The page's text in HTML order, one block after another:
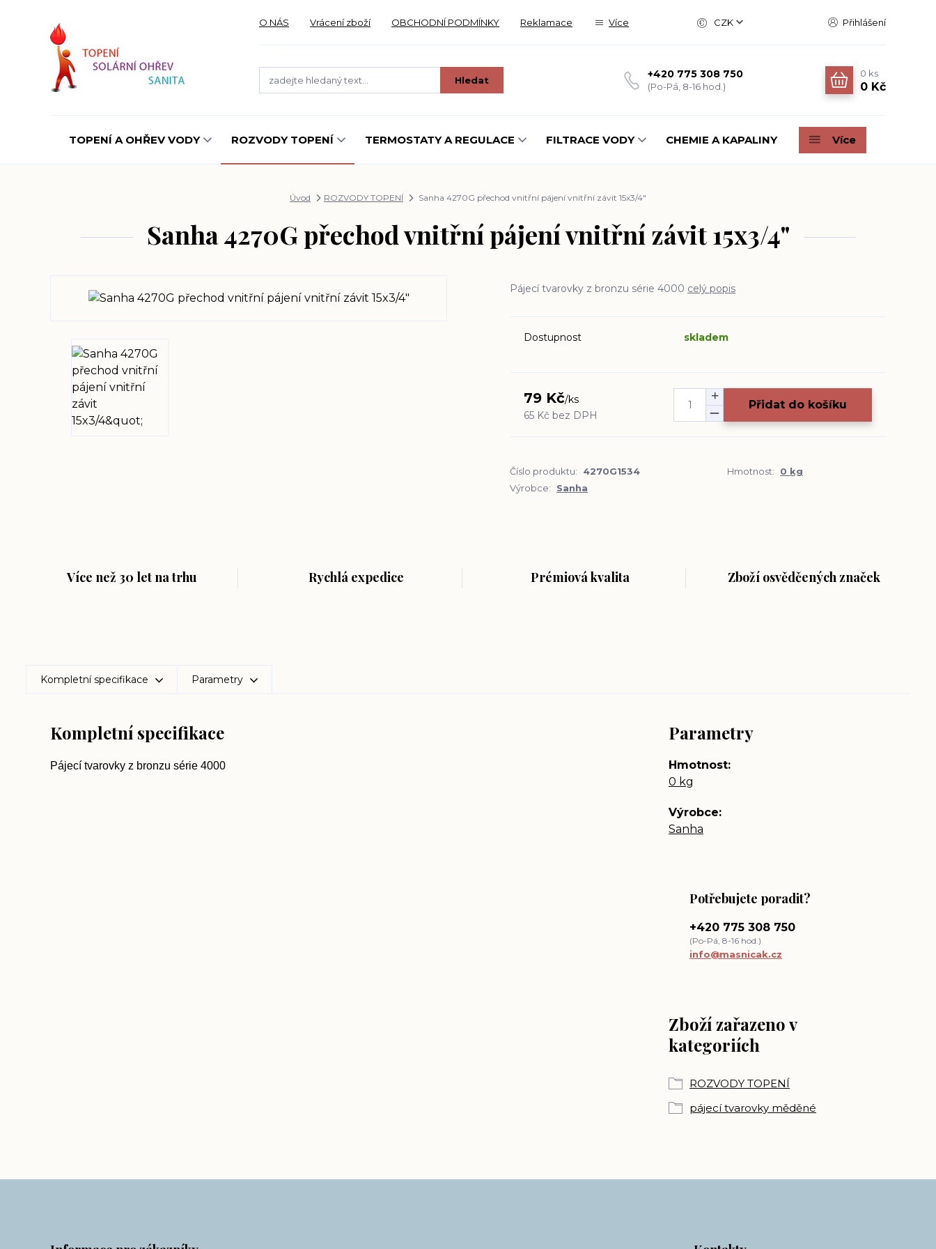
O NÁS Vrácení zboží OBCHODNÍ PODMÍNKY Reklamace Více CZK Přihlášení
Hledat +420 775 308 750
(Po-Pá, 8-16 hod.)
0 ks
0 Kč
TOPENÍ A OHŘEV VODY ROZVODY TOPENÍ TERMOSTATY A REGULACE FILTRACE VODY CHEMIE A KAPALINY Více
Úvod ROZVODY TOPENÍ Sanha 4270G přechod vnitřní pájení vnitřní závit 15x3/4"
Sanha 4270G přechod vnitřní pájení vnitřní závit 15x3/4"
Pájecí tvarovky z bronzu série 4000 celý popis
Dostupnost skladem
79 Kč/ks
65 Kč bez DPH
Přidat do košíku
Číslo produktu: 4270G1534 Hmotnost:
0 kg
Výrobce:
Sanha
Více než 30 let na trhu Rychlá expedice Prémiová kvalita Zboží osvědčených značek
Kompletní specifikace Parametry
Kompletní specifikace
Pájecí tvarovky z bronzu série 4000
Parametry
Hmotnost
0 kg
Výrobce
Sanha
Zboží zařazeno v
kategoriích
ROZVODY TOPENÍ
pájecí tvarovky měděné
Potřebujete poradit?
+420 775 308 750
(Po-Pá, 8-16 hod.)
info@masnicak.cz